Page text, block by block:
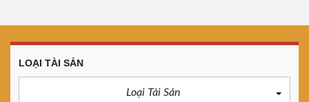
LOẠI TÀI SẢN
Loại Tài Sản